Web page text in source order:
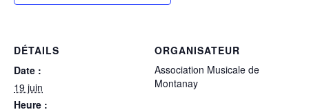
DÉTAILS
Date :
19 juin
Heure :
ORGANISATEUR
Association Musicale de
Montanay